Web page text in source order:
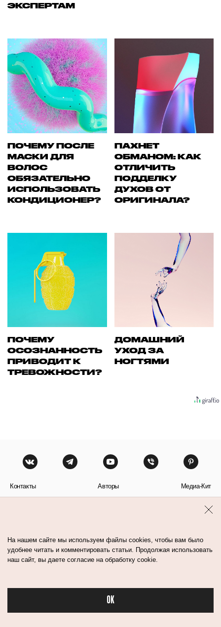
Бьюти в спорте
ЭКСПЕРТАМ
ПОЧЕМУ ПОСЛЕ
МАСКИ ДЛЯ
ВОЛОС
ОБЯЗАТЕЛЬНО
ИСПОЛЬЗОВАТЬ
КОНДИЦИОНЕР?
ПАХНЕТ
ОБМАНОМ: КАК
ОТЛИЧИТЬ
ПОДДЕЛКУ
ДУХОВ ОТ
ОРИГИНАЛА?
ПОЧЕМУ
ОСОЗНАННОСТЬ
ПРИВОДИТ К
ТРЕВОЖНОСТИ?
ДОМАШНИЙ
УХОД ЗА
НОГТЯМИ
Контакты Авторы Медиа-Кит
На нашем сайте мы используем файлы cookies, чтобы вам было
удобнее читать и комментировать статьи. Продолжая использовать
наш сайт, вы даете согласие на обработку cookie.
OK